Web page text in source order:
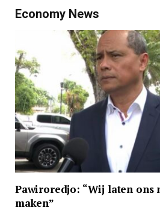
Economy News
Pawiroredjo: “Wij laten ons
maken”